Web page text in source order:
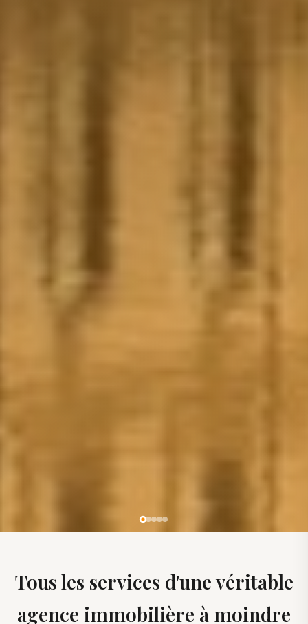
Tous les services d'une véritable
agence immobilière à moindre